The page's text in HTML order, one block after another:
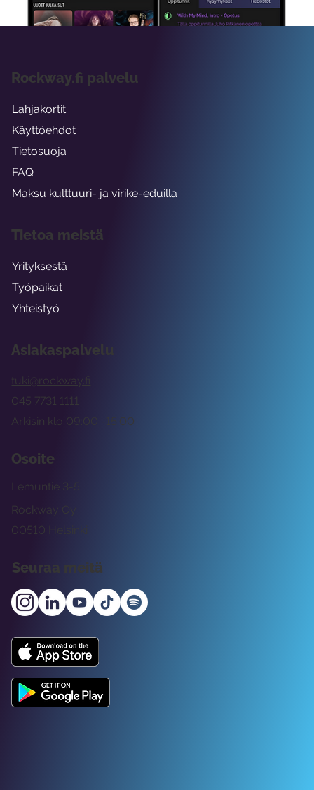
Asiakaspalvelu
tuki@rockway.fi
Arkisin klo 09:00 -15:00
045 7731 1111
Osoite
Rockway Oy
Lemuntie 3-5
00510 Helsinki
Seuraa meitä
Rockway.fi palvelu
Lahjakortit
Käyttöehdot
Tietosuoja
FAQ
Maksu kulttuuri- ja virike-eduilla
Tietoa meistä
Yrityksestä
Työpaikat
Yhteistyö